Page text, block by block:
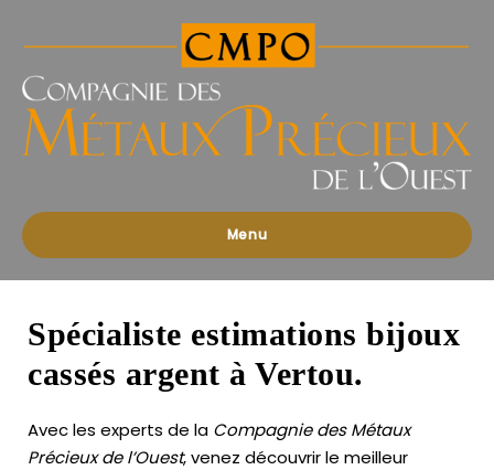
des
Précieux
l'Ouest
Menu
Spécialiste estimations bijoux
cassés argent à Vertou.
Avec les experts de la Compagnie des Métaux
Précieux de l’Ouest, venez découvrir le meilleur